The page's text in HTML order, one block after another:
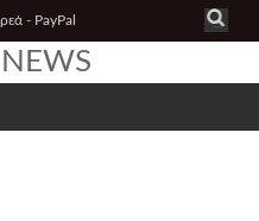
- PayPal